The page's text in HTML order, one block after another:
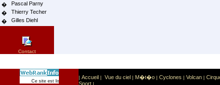
�
Pascal Parny
�
Thierry Techer
�
Gilles Diehl
Contact
Ce site est list� dans la cat�gorie Sport Sports extr�mes
| Accueil | Vue du ciel | M�t�o | Cyclones | Volcan |
Sport |